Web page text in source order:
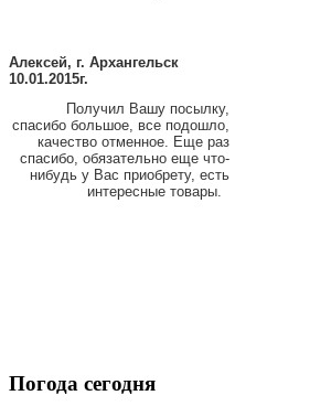
Алексей, г. Архангельск
10.01.2015г.
Получил Вашу посылку,
спасибо большое, все подошло,
качество отменное. Еще раз
спасибо, обязательно еще что-
нибудь у Вас приобрету, есть
интересные товары.
Погода сегодня